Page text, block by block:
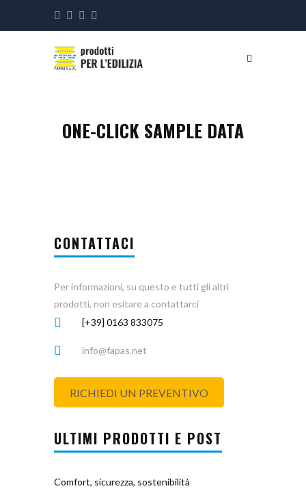
ONE-CLICK SAMPLE DATA
CONTATTACI
Per informazioni, su questo e tutti gli altri
prodotti, non esitare a contattarci
[+39] 0163 833075
info@fapas.net
RICHIEDI UN PREVENTIVO
ULTIMI PRODOTTI E POST
Comfort, sicurezza, sostenibilità